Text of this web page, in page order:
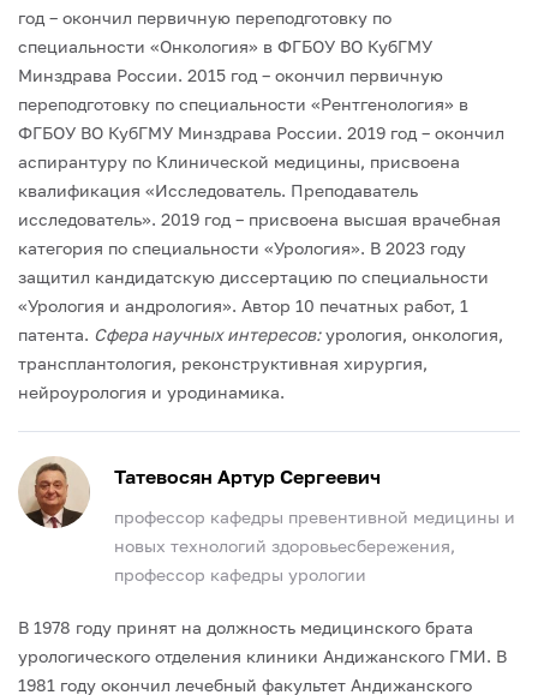
год – окончил первичную переподготовку по
специальности «Онкология» в ФГБОУ ВО КубГМУ
Минздрава России. 2015 год – окончил первичную
переподготовку по специальности «Рентгенология» в
ФГБОУ ВО КубГМУ Минздрава России. 2019 год – окончил
аспирантуру по Клинической медицины, присвоена
квалификация «Исследователь. Преподаватель
исследователь». 2019 год – присвоена высшая врачебная
категория по специальности «Урология». В 2023 году
защитил кандидатскую диссертацию по специальности
«Урология и андрология». Автор 10 печатных работ, 1
патента. Сфера научных интересов:урология, онкология,
трансплантология, реконструктивная хирургия,
нейроурология и уродинамика.
Татевосян Артур Сергеевич
профессор кафедры превентивной медицины и
новых технологий здоровьесбережения,
профессор кафедры урологии
В 1978 году принят на должность медицинского брата
урологического отделения клиники Андижанского ГМИ. В
1981 году окончил лечебный факультет Андижанского